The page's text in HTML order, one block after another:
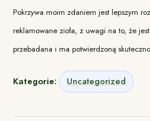
Pokrzywa moim zdaniem jest lepszym
reklamowane zioła, z uwagi na to, że
przebadana i ma potwierdzoną
Kategorie: Uncategorized